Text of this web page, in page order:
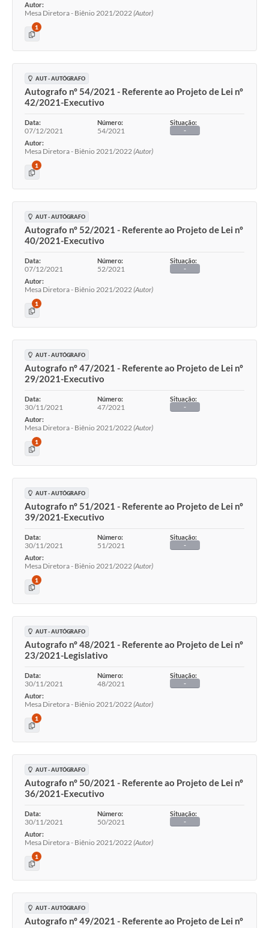
Autor:
Mesa Diretora - Biênio 2021/2022(Autor)
1
AUT - AUTÓGRAFO
Autografo nº 54/2021 - Referente ao Projeto de Lei nº
42/2021-Executivo
Data:
07/12/2021
Número:
54/2021
Situação:
-
Autor:
Mesa Diretora - Biênio 2021/2022(Autor)
1
AUT - AUTÓGRAFO
Autografo nº 52/2021 - Referente ao Projeto de Lei nº
40/2021-Executivo
Data:
07/12/2021
Número:
52/2021
Situação:
-
Autor:
Mesa Diretora - Biênio 2021/2022(Autor)
1
AUT - AUTÓGRAFO
Autografo nº 47/2021 - Referente ao Projeto de Lei nº
29/2021-Executivo
Data:
30/11/2021
Número:
47/2021
Situação:
-
Autor:
Mesa Diretora - Biênio 2021/2022(Autor)
1
AUT - AUTÓGRAFO
Autografo nº 51/2021 - Referente ao Projeto de Lei nº
39/2021-Executivo
Data:
30/11/2021
Número:
51/2021
Situação:
-
Autor:
Mesa Diretora - Biênio 2021/2022(Autor)
1
AUT - AUTÓGRAFO
Autografo nº 48/2021 - Referente ao Projeto de Lei nº
23/2021-Legislativo
Data:
30/11/2021
Número:
48/2021
Situação:
-
Autor:
Mesa Diretora - Biênio 2021/2022(Autor)
1
AUT - AUTÓGRAFO
Autografo nº 50/2021 - Referente ao Projeto de Lei nº
36/2021-Executivo
Data:
30/11/2021
Número:
50/2021
Situação:
-
Autor:
Mesa Diretora - Biênio 2021/2022(Autor)
1
AUT - AUTÓGRAFO
Autografo nº 49/2021 - Referente ao Projeto de Lei nº